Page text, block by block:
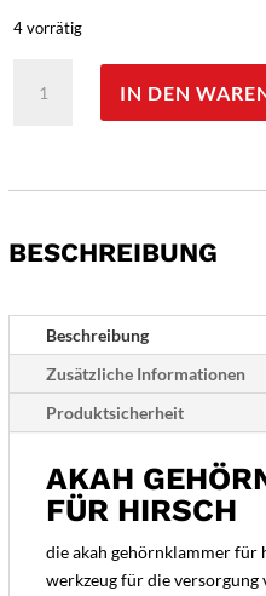
4 vorrätig
GehörnklammerIN DEN
BESCHREIBUNG
Beschreibung
Zusätzliche Informationen
Produktsicherheit
AKAH
FÜR HIRSCH
die akah gehörnklammer für
werkzeug für die